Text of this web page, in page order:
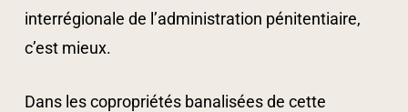
interrégionale de l’administration pénitentiaire,
c’est mieux.
Dans les copropriétés banalisées de cette